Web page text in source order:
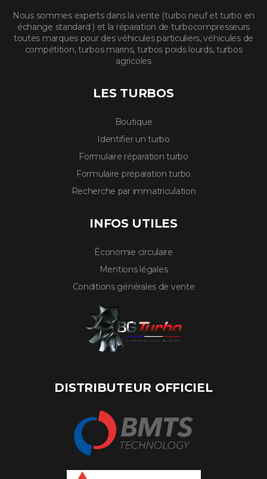
Nous sommes experts dans la vente (turbo neuf et turbo en
échange standard ) et la réparation de turbocompresseurs
toutes marques pour des véhicules particuliers, véhicules de
compétition, turbos marins, turbos poids lourds, turbos
agricoles
LES TURBOS
Boutique
Identifier un turbo
Formulaire réparation turbo
Formulaire préparation turbo
Recherche par immatriculation
INFOS UTILES
Économie circulaire
Mentions légales
Conditions générales de vente
DISTRIBUTEUR OFFICIEL